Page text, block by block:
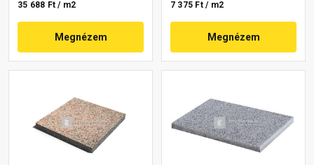
35 688 Ft / m2
Megnézem
7 375 Ft / m2
Megnézem